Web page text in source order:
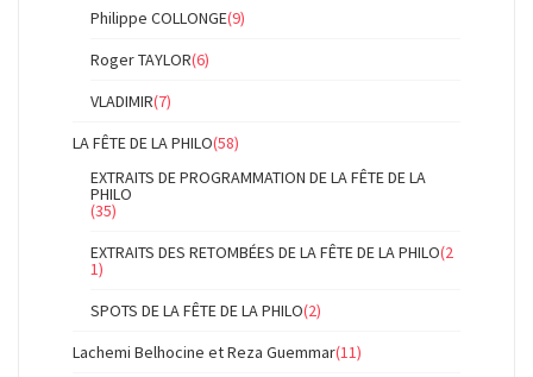
Philippe COLLONGE(9)
Roger TAYLOR(6)
VLADIMIR(7)
LA FÊTE DE LA PHILO(58)
EXTRAITS DE PROGRAMMATION DE LA FÊTE DE LA
PHILO
(35)
EXTRAITS DES RETOMBÉES DE LA FÊTE DE LA PHILO(2
1)
SPOTS DE LA FÊTE DE LA PHILO(2)
Lachemi Belhocine et Reza Guemmar(11)